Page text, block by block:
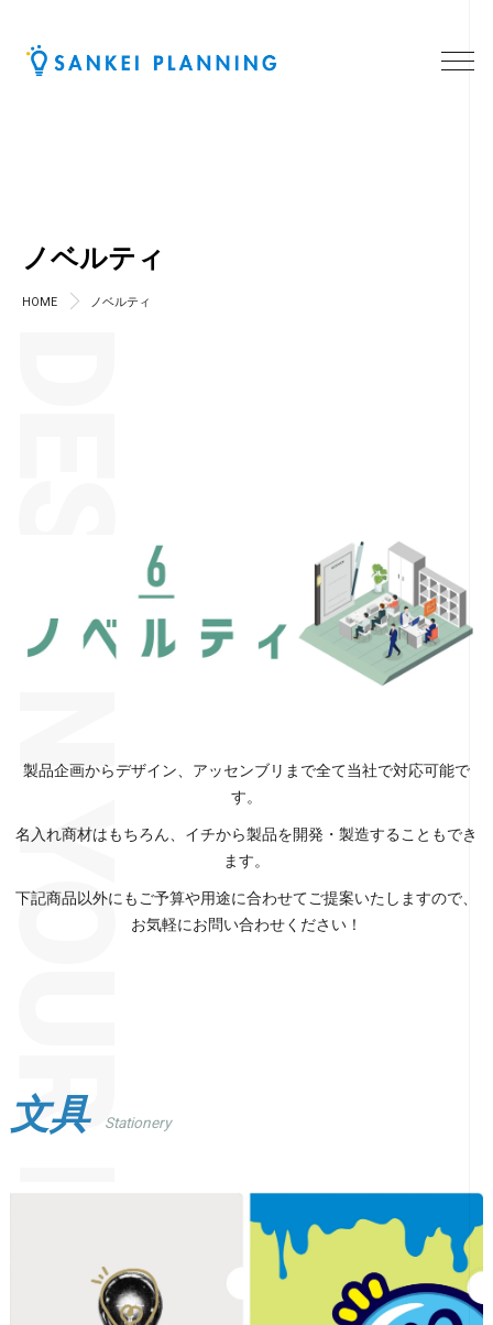
ノベルティ
HOME ノベルティ
製品企画からデザイン、アッセンブリまで全て当社で対応可能で
す。
名入れ商材はもちろん、イチから製品を開発・製造することもでき
ます。
下記商品以外にもご予算や用途に合わせてご提案いたしますので、
お気軽にお問い合わせください！
文具 Stationery